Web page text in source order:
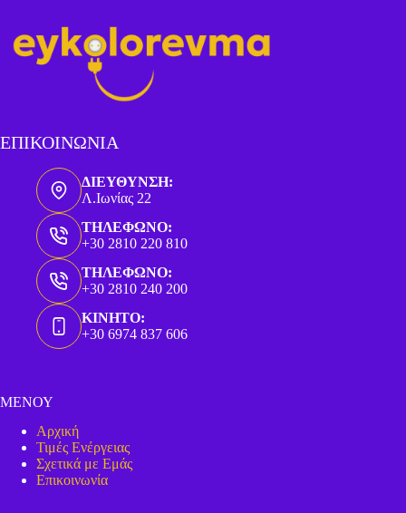
ΕΠΙΚΟΙΝΩΝΙΑ
ΔΙΕΥΘΥΝΣΗ:
Λ.Ιωνίας 22
ΤΗΛΕΦΩΝΟ:
+30 2810 220 810
ΤΗΛΕΦΩΝΟ:
+30 2810 240 200
ΚΙΝΗΤΟ:
+30 6974 837 606
ΜΕΝΟΥ
Αρχική
Τιμές Ενέργειας
Σχετικά με Εμάς
Επικοινωνία